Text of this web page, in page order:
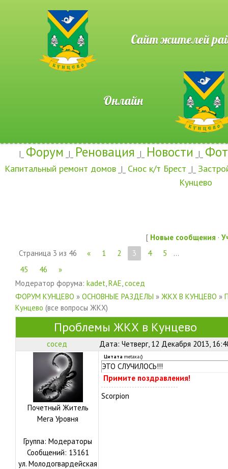
Сайт жителей
Онлайн
|_ Форум _|_ Реновация _|_ Новости _|_
Капитальный ремонт домов _|_ Снос к/т Брест _|_
Кунцево
[ Новые сообщения ·
Страница 3 из 46 « 1 2 3 4 5
…
45
46
»
Модератор форума: kadet,RAE,сосед
ФОРУМ КУНЦЕВО » ОСНОВНЫЕ РАЗДЕЛЫ » ЖКХ В КУНЦЕВО »
Кунцево (все вопросы ЖКХ)
Проблемы ЖКХ в Кунцево
сосед Дата: Четверг, 12 Декабря 2013,
Почетный Житель
Мега Уровня
Группа: Модераторы
Сообщений: 13161
ул. Молодогвардейская
Цитата metaxa()
ЭТО СЛУЧИЛОСЬ!!!
Примите поздравления!
Scorpion